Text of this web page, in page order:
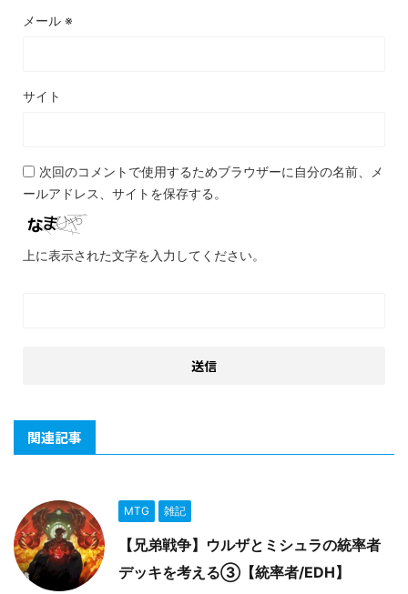
メール ※
サイト
次回のコメントで使用するためブラウザーに自分の名前、メ
ールアドレス、サイトを保存する。
上に表示された文字を入力してください。
関連記事
MTG 雑記
【兄弟戦争】ウルザとミシュラの統率者
デッキを考える③【統率者/EDH】